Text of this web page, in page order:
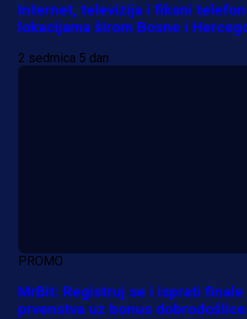
Internet, televizija i fiksni telefon
lokacijama širom Bosne i
2 sedmica 5 dan
PROMO
MrBit: Registruj se i isprati
prvenstva uz bonus dobrodošlice